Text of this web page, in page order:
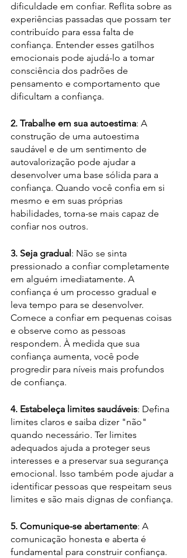
dificuldade em confiar. Reflita sobre as
experiências passadas que possam ter
contribuído para essa falta de
confiança. Entender esses gatilhos
emocionais pode ajudá-lo a tomar
consciência dos padrões de
pensamento e comportamento que
dificultam a confiança.
2. Trabalhe em sua autoestima: A
construção de uma autoestima
saudável e de um sentimento de
autovalorização pode ajudar a
desenvolver uma base sólida para a
confiança. Quando você confia em si
mesmo e em suas próprias
habilidades, torna-se mais capaz de
confiar nos outros.
3. Seja gradual: Não se sinta
pressionado a confiar completamente
em alguém imediatamente. A
confiança é um processo gradual e
leva tempo para se desenvolver.
Comece a confiar em pequenas coisas
e observe como as pessoas
respondem. À medida que sua
confiança aumenta, você pode
progredir para níveis mais profundos
de confiança.
4. Estabeleça limites saudáveis: Defina
limites claros e saiba dizer "não"
quando necessário. Ter limites
adequados ajuda a proteger seus
interesses e a preservar sua segurança
emocional. Isso também pode ajudar a
identificar pessoas que respeitam seus
limites e são mais dignas de confiança.
5. Comunique-se abertamente: A
comunicação honesta e aberta é
fundamental para construir confiança.